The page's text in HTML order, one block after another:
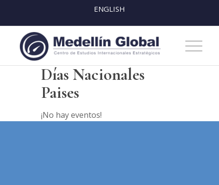
ENGLISH
Días Nacionales
Paises
¡No hay eventos!